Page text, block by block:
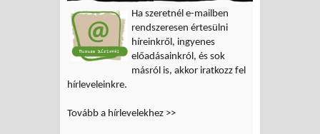
Ha szeretnél e-mailben
rendszeresen értesülni
híreinkről, ingyenes
előadásainkról, és sok
másról is, akkor iratkozz fel
hírleveleinkre.
Tovább a hírlevelekhez >>